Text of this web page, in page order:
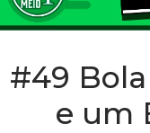
#49
e um